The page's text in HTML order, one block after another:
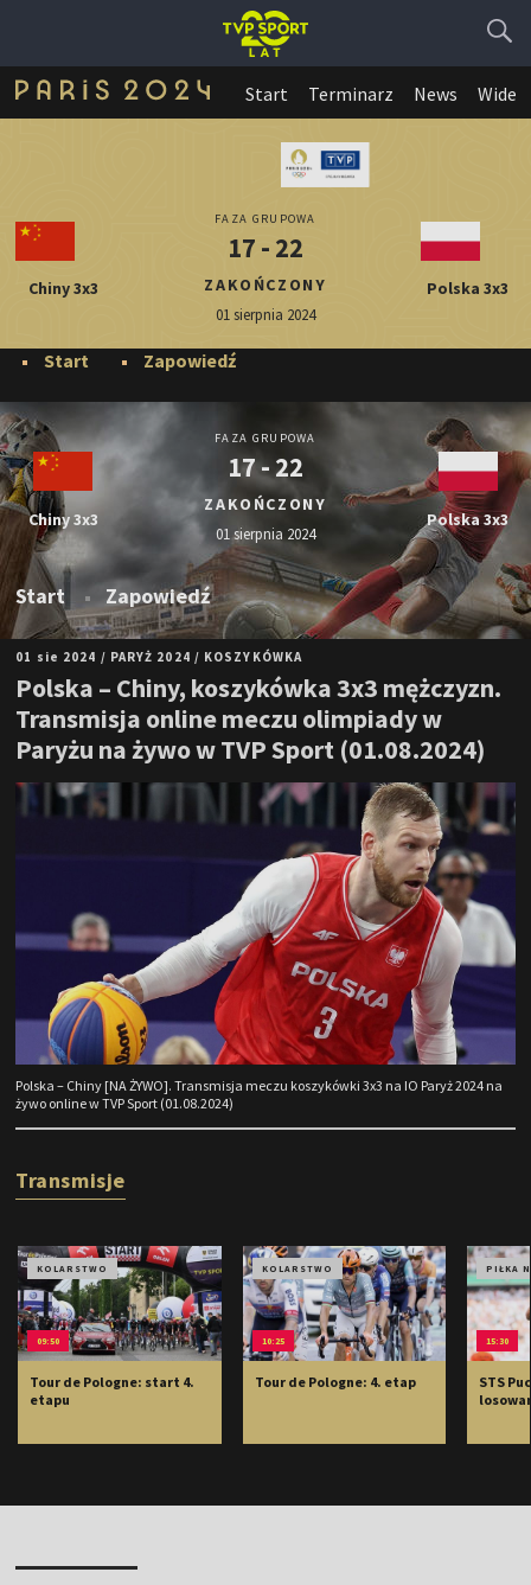
Start Terminarz News Wideo
Chiny 3x3
FAZA GRUPOWA
17 - 22
ZAKOŃCZONY
01 sierpnia 2024
Polska 3x3
Start Zapowiedź
Chiny 3x3
FAZA GRUPOWA
17 - 22
ZAKOŃCZONY
01 sierpnia 2024
Polska 3x3
Start Zapowiedź
01 sie 2024 / PARYŻ 2024 / KOSZYKÓWKA
Polska – Chiny, koszykówka 3x3 mężczyzn.
Transmisja online meczu olimpiady w
Paryżu na żywo w TVP Sport (01.08.2024)
Polska – Chiny [NA ŻYWO]. Transmisja meczu koszykówki 3x3 na IO Paryż 2024 na
żywo online w TVP Sport (01.08.2024)
Transmisje
KOLARSTWO
09:50
Tour de Pologne: start 4.
etapu
KOLARSTWO
10:25
Tour de Pologne: 4. etap
PIŁKA
15:30
STS